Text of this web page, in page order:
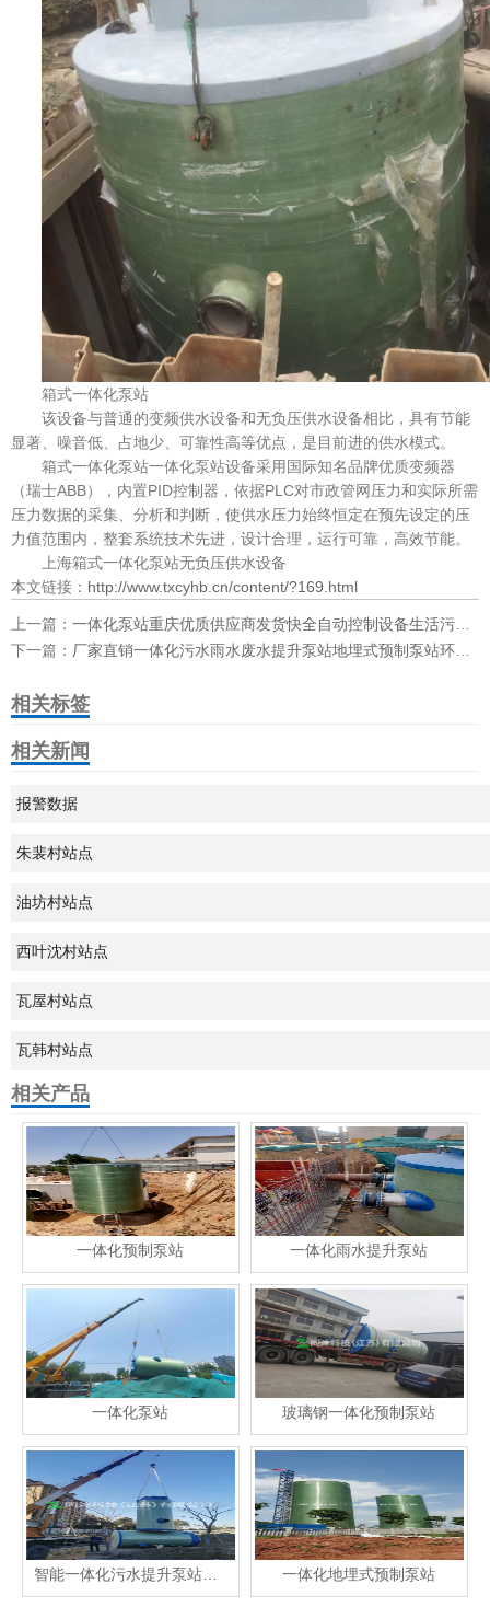
箱式一体化泵站
该设备与普通的变频供水设备和无负压供水设备相比，具有节能
显著、噪音低、占地少、可靠性高等优点，是目前进的供水模式。
箱式一体化泵站一体化泵站设备采用国际知名品牌优质变频器
（瑞士ABB），内置PID控制器，依据PLC对市政管网压力和实际所需
压力数据的采集、分析和判断，使供水压力始终恒定在预先设定的压
力值范围内，整套系统技术先进，设计合理，运行可靠，高效节能。
上海箱式一体化泵站无负压供水设备
本文链接： http://www.txcyhb.cn/content/?169.html
上一篇： 一体化泵站重庆优质供应商发货快全自动控制设备生活污水排放处理
下一篇： 厂家直销一体化污水雨水废水提升泵站地埋式预制泵站环保设备
相关标签
相关新闻
报警数据
朱裴村站点
油坊村站点
西叶沈村站点
瓦屋村站点
瓦韩村站点
相关产品
一体化预制泵站 一体化雨水提升泵站
一体化泵站 玻璃钢一体化预制泵站
智能一体化污水提升泵站价格 一体化地埋式预制泵站